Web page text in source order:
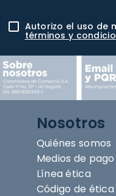
Autorizo el uso de
términos y
Nosotros
Quiénes somos
Medios de pago
Línea ética
Código de ética